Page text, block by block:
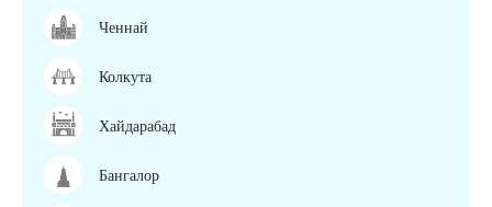
Ченнай
Колкута
Хайдарабад
Бангалор